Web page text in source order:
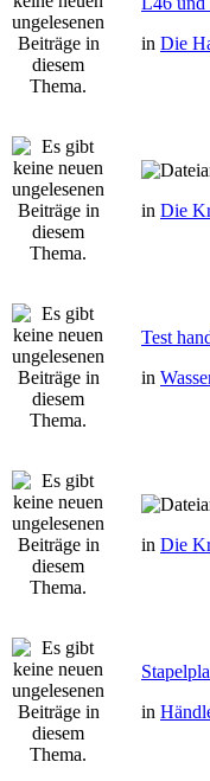
in Die
in Die
Test
in
in Die
in